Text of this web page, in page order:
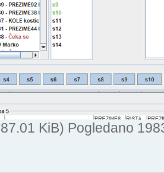
KiB) Pogledano